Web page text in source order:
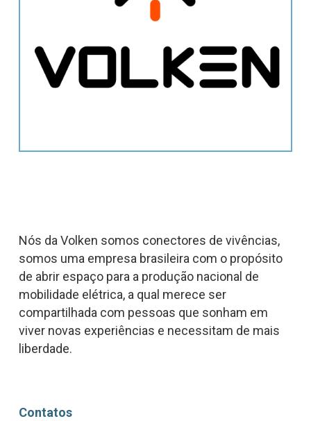
Nós da Volken somos conectores de vivências,
somos uma empresa brasileira com o propósito
de abrir espaço para a produção nacional de
mobilidade elétrica, a qual merece ser
compartilhada com pessoas que sonham em
viver novas experiências e necessitam de mais
liberdade.
Contatos